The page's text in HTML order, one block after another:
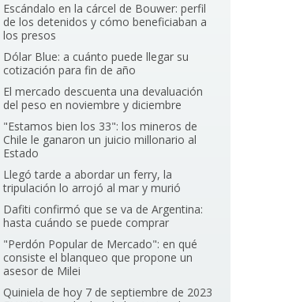
Escándalo en la cárcel de Bouwer: perfil
de los detenidos y cómo beneficiaban a
los presos
Dólar Blue: a cuánto puede llegar su
cotización para fin de año
El mercado descuenta una devaluación
del peso en noviembre y diciembre
"Estamos bien los 33": los mineros de
Chile le ganaron un juicio millonario al
Estado
Llegó tarde a abordar un ferry, la
tripulación lo arrojó al mar y murió
Dafiti confirmó que se va de Argentina:
hasta cuándo se puede comprar
"Perdón Popular de Mercado": en qué
consiste el blanqueo que propone un
asesor de Milei
Quiniela de hoy 7 de septiembre de 2023